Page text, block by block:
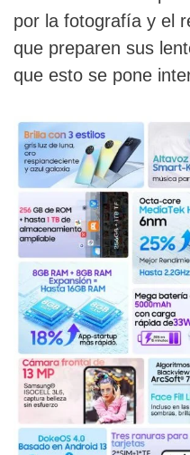
por la fotografía y el
que preparen sus
que esto se pone